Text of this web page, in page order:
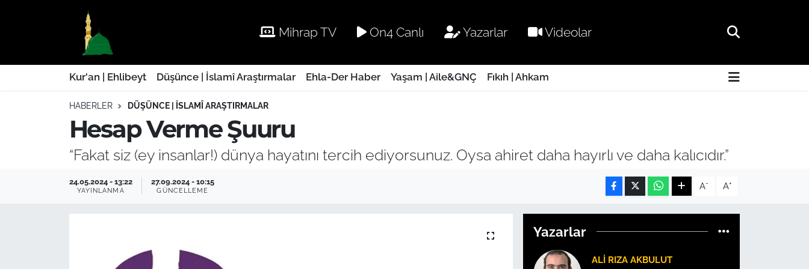
Mihrap TV On4 Canlı Yazarlar Videolar
Kur'an | Ehlibeyt Düşünce | İslamî Araştırmalar Ehla-Der Haber Yaşam | Aile&GNÇ Fıkıh | Ahkam
HABERLER DÜŞÜNCE | İSLAMÎ ARAŞTIRMALAR
Hesap Verme Şuuru
“Fakat siz (ey insanlar!) dünya hayatını tercih ediyorsunuz. Oysa ahiret daha hayırlı ve daha kalıcıdır.”
24.05.2024 - 13:22
YAYINLANMA
27.09.2024 - 10:15
GÜNCELLEME A- A+
Yazarlar
ALI RIZA AKBULUT
Kur'an | Ehlibeyt
Düşünce | İslamî Araştırmalar
Ehla-Der Haber
Yaşam | Aile&GNÇ
Nöbetçi Eczaneler
Hava Durumu
Trafik Durumu
Süper Lig Puan Durumu ve Fikstür